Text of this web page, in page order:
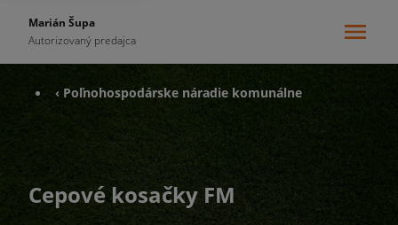
Marián Šupa
Autorizovaný predajca
‹ Poľnohospodárske náradie komunálne
Cepové kosačky FM